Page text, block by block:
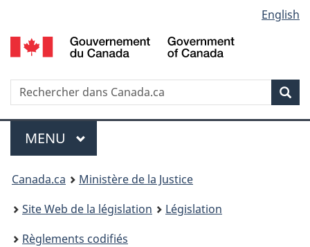
au
contenu
propos
de
la
HTML
simplifiée
selection
English
Recherche
Menu
MENU PRINCIPAL
You
are
here:
Canada.ca
Ministère de la Justice
Site Web de la législation
Législation
Règlements codifiés